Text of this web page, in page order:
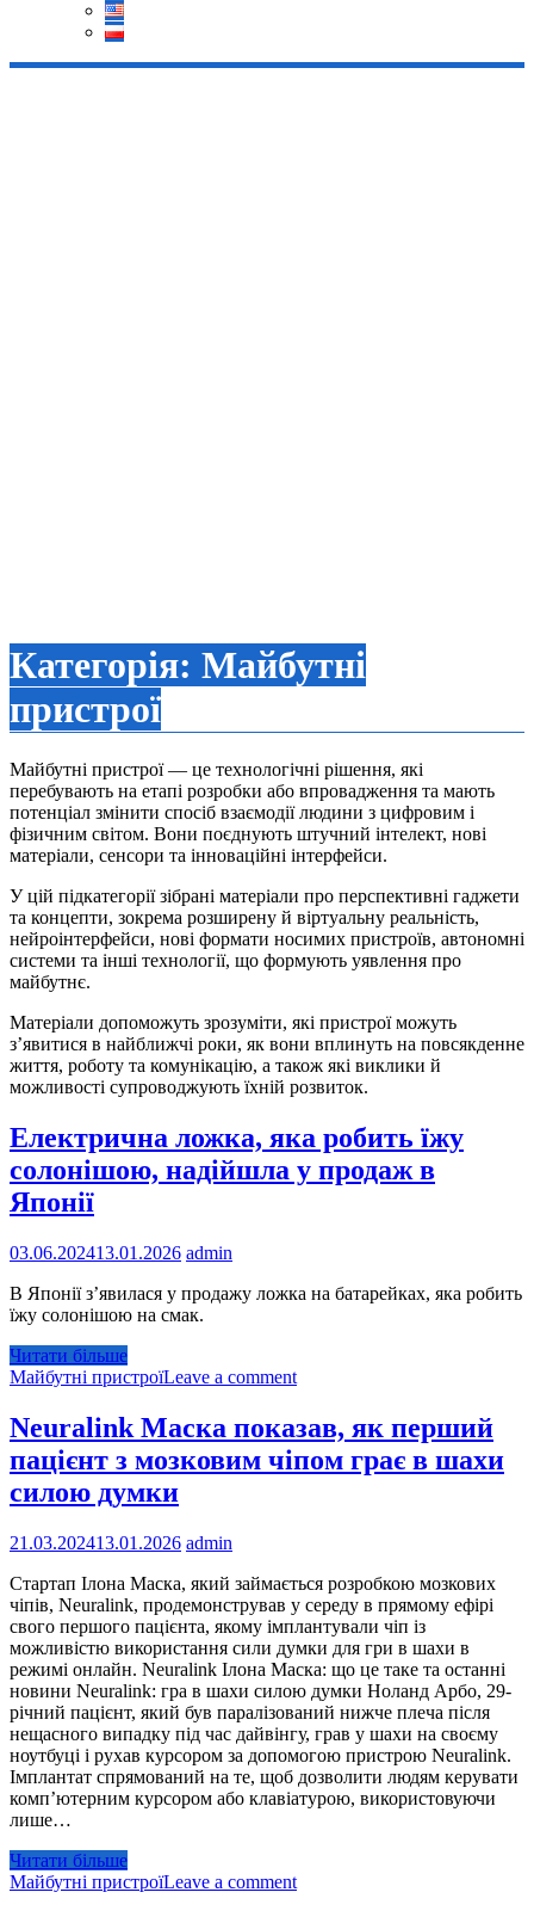
Категорія: Майбутні
пристрої
Майбутні пристрої — це технологічні рішення, які
перебувають на етапі розробки або впровадження та мають
потенціал змінити спосіб взаємодії людини з цифровим і
фізичним світом. Вони поєднують штучний інтелект, нові
матеріали, сенсори та інноваційні інтерфейси.
У цій підкатегорії зібрані матеріали про перспективні гаджети
та концепти, зокрема розширену й віртуальну реальність,
нейроінтерфейси, нові формати носимих пристроїв, автономні
системи та інші технології, що формують уявлення про
майбутнє.
Матеріали допоможуть зрозуміти, які пристрої можуть
з’явитися в найближчі роки, як вони вплинуть на повсякденне
життя, роботу та комунікацію, а також які виклики й
можливості супроводжують їхній розвиток.
Електрична ложка, яка робить їжу
солонішою, надійшла у продаж в
Японії
03.06.202413.01.2026 admin
В Японії з’явилася у продажу ложка на батарейках, яка робить
їжу солонішою на смак.
Читати більше
Майбутні пристроїLeave a comment
Neuralink Маска показав, як перший
пацієнт з мозковим чіпом грає в шахи
силою думки
21.03.202413.01.2026 admin
Стартап Ілона Маска, який займається розробкою мозкових
чіпів, Neuralink, продемонстрував у середу в прямому ефірі
свого першого пацієнта, якому імплантували чіп із
можливістю використання сили думки для гри в шахи в
режимі онлайн. Neuralink Ілона Маска: що це таке та останні
новини Neuralink: гра в шахи силою думки Ноланд Арбо, 29-
річний пацієнт, який був паралізований нижче плеча після
нещасного випадку під час дайвінгу, грав у шахи на своєму
ноутбуці і рухав курсором за допомогою пристрою Neuralink.
Імплантат спрямований на те, щоб дозволити людям керувати
комп’ютерним курсором або клавіатурою, використовуючи
лише…
Читати більше
Майбутні пристроїLeave a comment